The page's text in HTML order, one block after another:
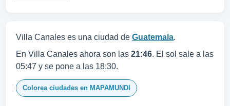
Villa Canales es una ciudad de Guatemala.
En Villa Canales ahora son las 21:46. El sol sale a las
05:47 y se pone a las 18:30.
Colorea ciudades en MAPAMUNDI